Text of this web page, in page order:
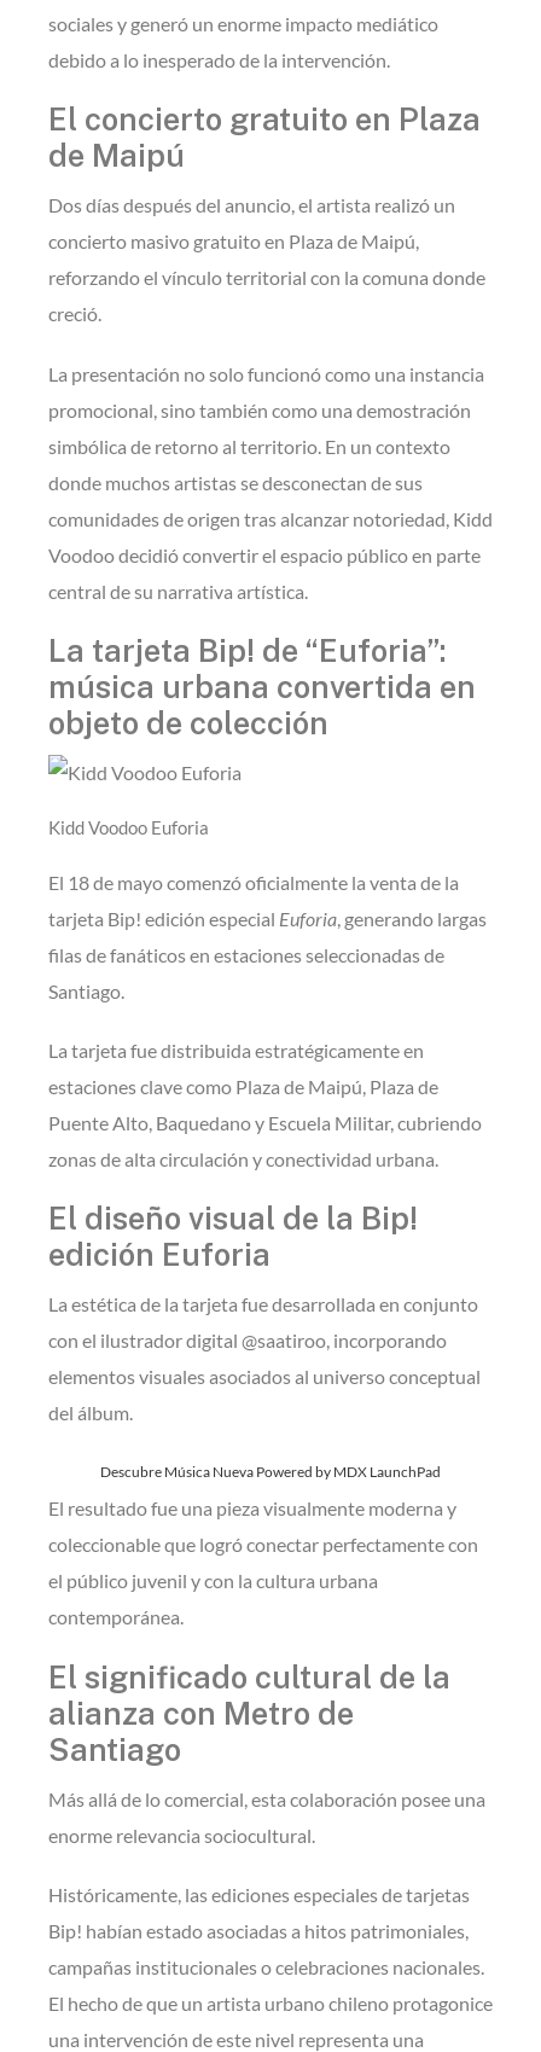
sociales y generó un enorme impacto mediático
debido a lo inesperado de la intervención.
El concierto gratuito en Plaza
de Maipú
Dos días después del anuncio, el artista realizó un
concierto masivo gratuito en Plaza de Maipú,
reforzando el vínculo territorial con la comuna donde
creció.
La presentación no solo funcionó como una instancia
promocional, sino también como una demostración
simbólica de retorno al territorio. En un contexto
donde muchos artistas se desconectan de sus
comunidades de origen tras alcanzar notoriedad, Kidd
Voodoo decidió convertir el espacio público en parte
central de su narrativa artística.
La tarjeta Bip! de “Euforia”:
música urbana convertida en
objeto de colección
Kidd Voodoo Euforia
El 18 de mayo comenzó oficialmente la venta de la
tarjeta Bip! edición especial Euforia, generando largas
filas de fanáticos en estaciones seleccionadas de
Santiago.
La tarjeta fue distribuida estratégicamente en
estaciones clave como Plaza de Maipú, Plaza de
Puente Alto, Baquedano y Escuela Militar, cubriendo
zonas de alta circulación y conectividad urbana.
El diseño visual de la Bip!
edición Euforia
La estética de la tarjeta fue desarrollada en conjunto
con el ilustrador digital @saatiroo, incorporando
elementos visuales asociados al universo conceptual
del álbum.
Descubre Música Nueva Powered by MDX LaunchPad
El resultado fue una pieza visualmente moderna y
coleccionable que logró conectar perfectamente con
el público juvenil y con la cultura urbana
contemporánea.
El significado cultural de la
alianza con Metro de
Santiago
Más allá de lo comercial, esta colaboración posee una
enorme relevancia sociocultural.
Históricamente, las ediciones especiales de tarjetas
Bip! habían estado asociadas a hitos patrimoniales,
campañas institucionales o celebraciones nacionales.
El hecho de que un artista urbano chileno protagonice
una intervención de este nivel representa una